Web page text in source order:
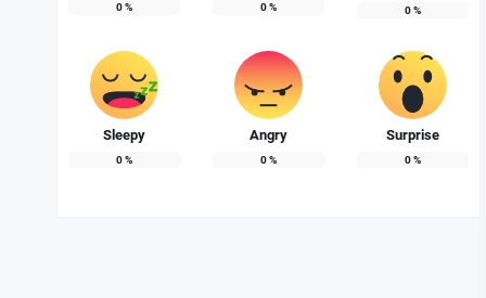
0% 0% 0%
Sleepy
0%
Angry
0%
Surprise
0%